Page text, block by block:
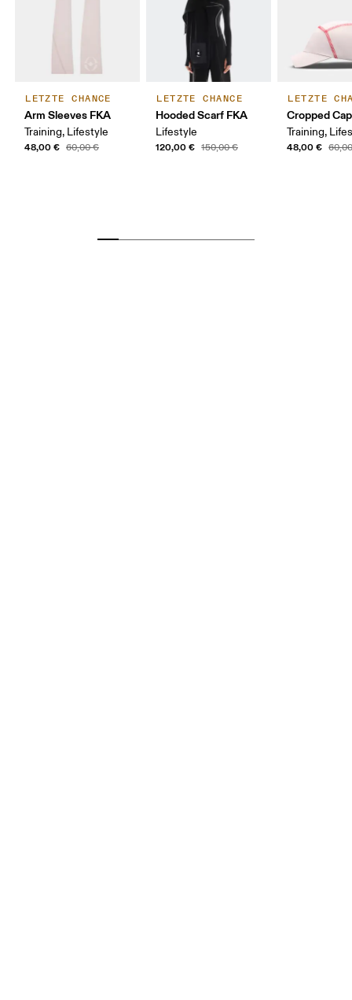
LETZTE CHANCE
Arm Sleeves FKA
Training, Lifestyle
48,00 € 60,00 €
LETZTE CHANCE
Hooded Scarf FKA
Lifestyle
120,00 € 150,00 €
LETZTE
Cropped
Training,
48,00 €